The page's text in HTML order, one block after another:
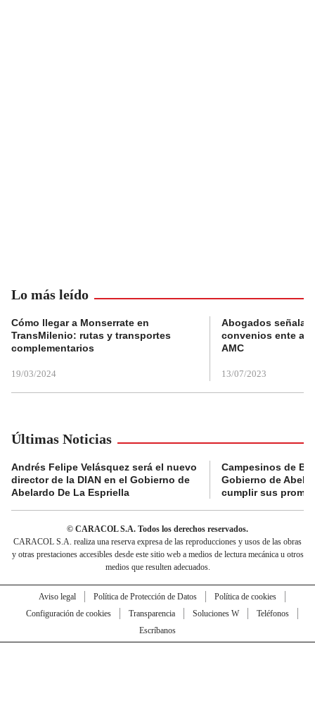
Lo más leído
Cómo llegar a Monserrate en
TransMilenio: rutas y transportes
complementarios
19/03/2024
Abogados
convenios ente
AMC
13/07/2023
Últimas Noticias
Andrés Felipe Velásquez será el nuevo
director de la DIAN en el Gobierno de
Abelardo De La Espriella
Campesinos de
Gobierno de
cumplir sus
© CARACOL S.A. Todos los derechos reservados.
CARACOL S.A. realiza una reserva expresa de las reproducciones y usos de las obras
y otras prestaciones accesibles desde este sitio web a medios de lectura mecánica u otros
medios que resulten adecuados.
Aviso legal Política de Protección de Datos
Política de cookies
Configuración de cookies
Transparencia Soluciones W
Teléfonos
Escríbanos